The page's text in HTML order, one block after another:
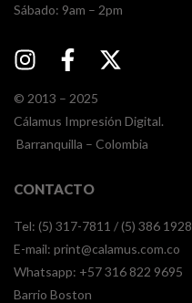
​​Sábado: 9am – 2pm
© 2013 – 2025
Cálamus Impresión Digital.
Barranquilla – Colombia
CONTACTO
Tel: (5) 317-7811 / (5) 386 1928
E-mail: print@calamus.com.co
Whatsapp: +57 316 822 9695
Barrio Boston